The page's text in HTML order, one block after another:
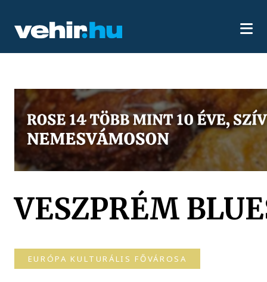
VESZPRÉM
EURÓPA KULTURÁLIS FŐVÁROSA